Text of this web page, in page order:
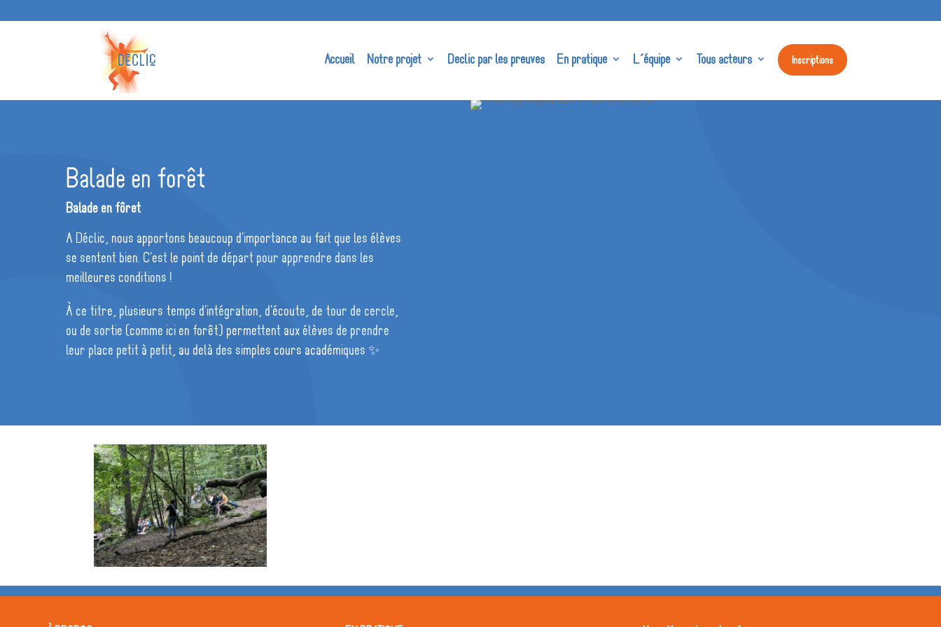
Accueil Notre projet Declic par les preuves En pratique L’équipe Tous acteurs Inscriptions
Balade en forêt
Balade en fôret
A Déclic, nous apportons beaucoup d'importance au fait que les élèves
se sentent bien. C'est le point de départ pour apprendre dans les
meilleures conditions !
À ce titre, plusieurs temps d'intégration, d'écoute, de tour de cercle,
ou de sortie (comme ici en forêt) permettent aux élèves de prendre
leur place petit à petit, au delà des simples cours académiques ✨